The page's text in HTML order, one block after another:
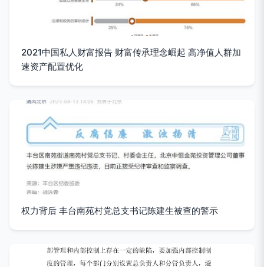
2021中国私人财富报告 财富传承理念崛起 高净值人群加
速资产配置优化
权力背后 丰台南苑村党总支书记陈建生被查的警示